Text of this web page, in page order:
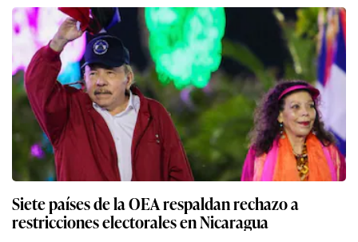
Siete países de la OEA respaldan rechazo a
restricciones electorales en Nicaragua